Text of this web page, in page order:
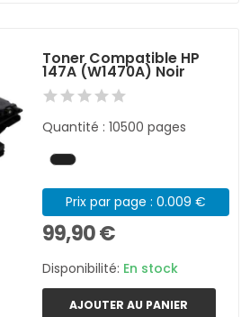
Toner Compatible HP
147A (W1470A) Noir
Quantité : 10500 pages
Prix par page : 0.009 €
99,90 €
Disponibilité: En stock
AJOUTER AU PANIER